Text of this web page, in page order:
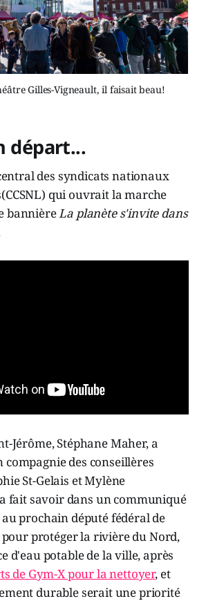
Gilles-Vigneault, il faisait beau!
départ...
des syndicats nationaux
qui ouvrait la marche
bannièreLa planète s'invite dans
Jérôme, Stéphane Maher, a
compagnie des conseillères
St-Gelais et Mylène
fait savoir dans un communiqué
prochain député fédéral de
protéger la rivière du Nord,
d'eau potable de la ville, après
de Gym-X pour la nettoyer, et
durable serait une priorité